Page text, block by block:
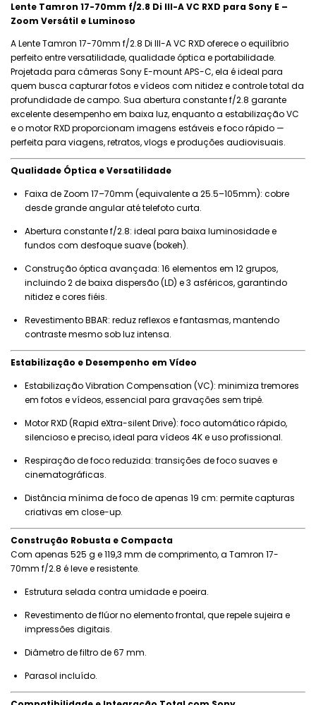
Lente Tamron 17-70mm f/2.8 Di III-A VC RXD para Sony E –
Zoom Versátil e Luminoso
A Lente Tamron 17-70mm f/2.8 Di III-A VC RXD oferece o equilíbrio
perfeito entre versatilidade, qualidade óptica e portabilidade.
Projetada para câmeras Sony E-mount APS-C, ela é ideal para
quem busca capturar fotos e vídeos com nitidez e controle total da
profundidade de campo. Sua abertura constante f/2.8 garante
excelente desempenho em baixa luz, enquanto a estabilização VC
e o motor RXD proporcionam imagens estáveis e foco rápido —
perfeita para viagens, retratos, vlogs e produções audiovisuais.
Qualidade Óptica e Versatilidade
Faixa de Zoom 17–70mm (equivalente a 25.5–105mm): cobre
desde grande angular até telefoto curta.
Abertura constante f/2.8: ideal para baixa luminosidade e
fundos com desfoque suave (bokeh).
Construção óptica avançada: 16 elementos em 12 grupos,
incluindo 2 de baixa dispersão (LD) e 3 asféricos, garantindo
nitidez e cores fiéis.
Revestimento BBAR: reduz reflexos e fantasmas, mantendo
contraste mesmo sob luz intensa.
Estabilização e Desempenho em Vídeo
Estabilização Vibration Compensation (VC): minimiza tremores
em fotos e vídeos, essencial para gravações sem tripé.
Motor RXD (Rapid eXtra-silent Drive): foco automático rápido,
silencioso e preciso, ideal para vídeos 4K e uso profissional.
Respiração de foco reduzida: transições de foco suaves e
cinematográficas.
Distância mínima de foco de apenas 19 cm: permite capturas
criativas em close-up.
Construção Robusta e Compacta
Com apenas 525 g e 119,3 mm de comprimento, a Tamron 17-
70mm f/2.8 é leve e resistente.
Estrutura selada contra umidade e poeira.
Revestimento de flúor no elemento frontal, que repele sujeira e
impressões digitais.
Diâmetro de filtro de 67 mm.
Parasol incluído.